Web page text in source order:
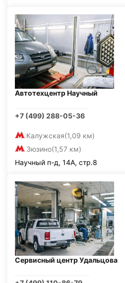
Автотехцентр Научный
+7 (499) 288-05-36
Калужская(1,09 км)
Зюзино(1,57 км)
Научный п-д, 14А, стр.8
Сервисный центр Удальцова